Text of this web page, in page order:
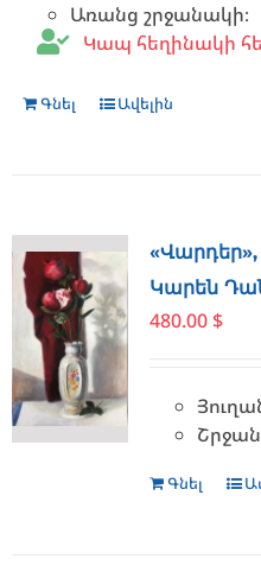
Առանց շրջանակի։
Կապ հեղինակի
Գնել Ավելին
«Վարդեր»,
Կարեն
480.00 $
Գնել